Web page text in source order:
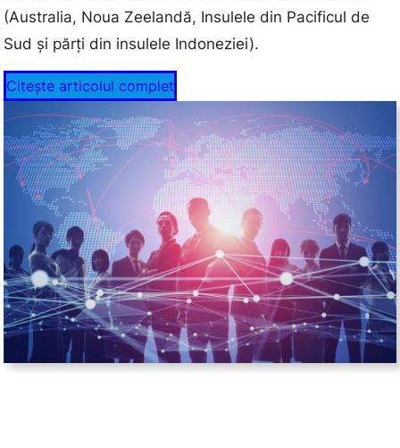
(Australia, Noua Zeelandă, Insulele din Pacificul de
Sud și părți din insulele Indoneziei).
Citește articolul complet